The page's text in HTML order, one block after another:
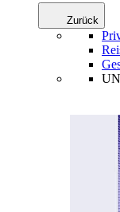
Zurück